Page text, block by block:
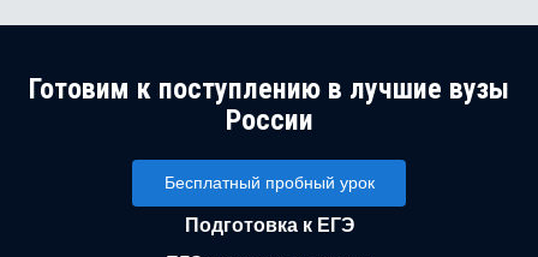
Готовим к поступлению в лучшие вузы
России
Бесплатный пробный урок
Подготовка к ЕГЭ